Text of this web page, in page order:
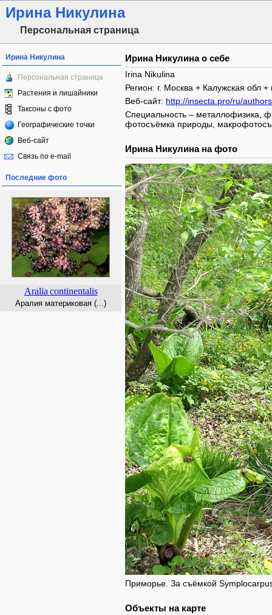
Ирина Никулина
Персональная страница
Ирина Никулина
Персональная страница
Растения и лишайники
Таксоны с фото
Географические точки
Веб-сайт
Связь по e-mail
Последние фото
Aralia continentalis
Аралия материковая (...)
Ирина Никулина о себе
Irina Nikulina
Регион: г. Москва + Калужская обл
Веб-сайт: http://insecta.pro/ru/
Специальность – металлофизика,
фотосъёмка природы,
Ирина Никулина на фото
Приморье. За съёмкой
Объекты на карте